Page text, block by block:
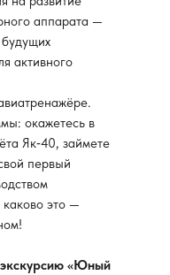
аппарата —
активного
окажетесь в
Як‑40, займете
первый
это —
«Юный